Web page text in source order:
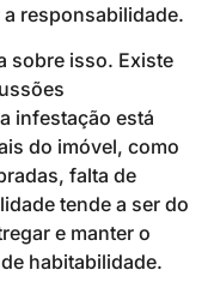
responsabilidade.
sobre isso. Existe
infestação está
do imóvel, como
falta de
tende a ser do
e manter o
habitabilidade.